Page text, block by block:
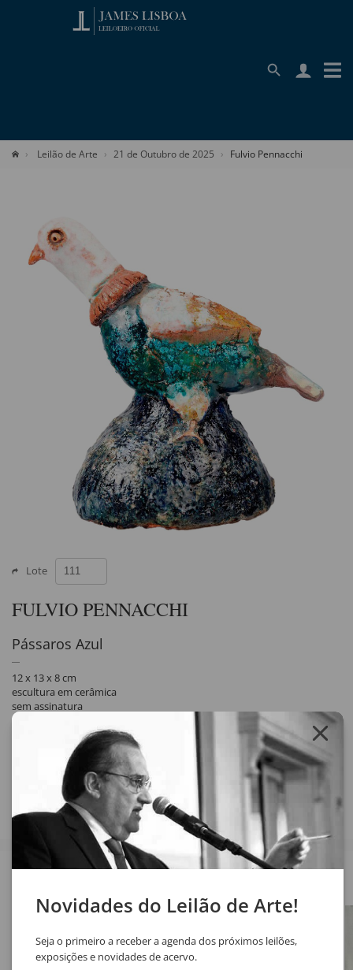
Leilão de Arte 21 de Outubro de 2025 Fulvio Pennacchi
Lote
FULVIO PENNACCHI
Pássaros Azul
12 x 13 x 8 cm
escultura em cerâmica
sem assinatura
Compartilhar
Veja também
Novidades do Leilão de Arte!
Seja o primeiro a receber a agenda dos próximos leilões,
exposições e novidades de acervo.